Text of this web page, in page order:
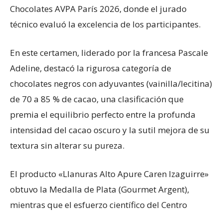
Chocolates AVPA París 2026, donde el jurado
técnico evaluó la excelencia de los participantes.
En este certamen, liderado por la francesa Pascale
Adeline, destacó la rigurosa categoría de
chocolates negros con adyuvantes (vainilla/lecitina)
de 70 a 85 % de cacao, una clasificación que
premia el equilibrio perfecto entre la profunda
intensidad del cacao oscuro y la sutil mejora de su
textura sin alterar su pureza.
El producto «Llanuras Alto Apure Caren Izaguirre»
obtuvo la Medalla de Plata (Gourmet Argent),
mientras que el esfuerzo científico del Centro